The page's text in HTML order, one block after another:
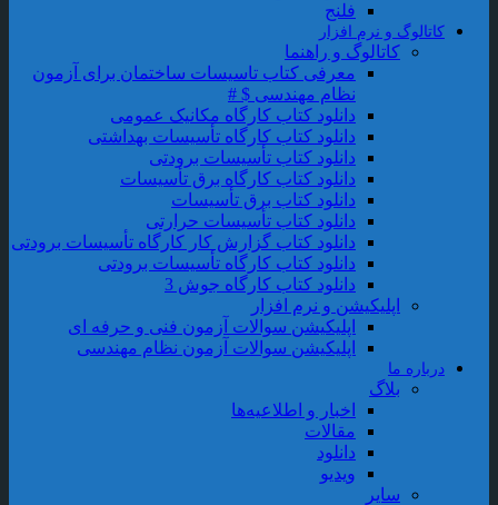
فلنج
کاتالوگ و نرم افزار
کاتالوگ و راهنما
معرفی کتاب تاسیسات ساختمان برای آزمون
نظام مهندسی $ #
دانلود کتاب کارگاه مکانیک عمومی
دانلود کتاب کارگاه تأسیسات بهداشتی
دانلود کتاب تأسیسات برودتی
دانلود کتاب کارگاه برق تأسیسات
دانلود کتاب برق تأسیسات
دانلود کتاب تأسیسات حرارتی
دانلود کتاب گزارش کار کارگاه تأسیسات برودتی
دانلود کتاب کارگاه تأسیسات برودتی
دانلود کتاب کارگاه جوش 3
اپلیکیشن و نرم افزار
اپلیکیشن سوالات آزمون فنی و حرفه ای
اپلیکیشن سوالات آزمون نظام مهندسی
درباره ما
بلاگ
اخبار و اطلاعیه‌ها
مقالات
دانلود
ویدیو
سایر